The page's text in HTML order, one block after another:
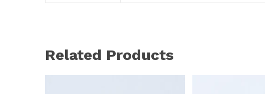
Related Products